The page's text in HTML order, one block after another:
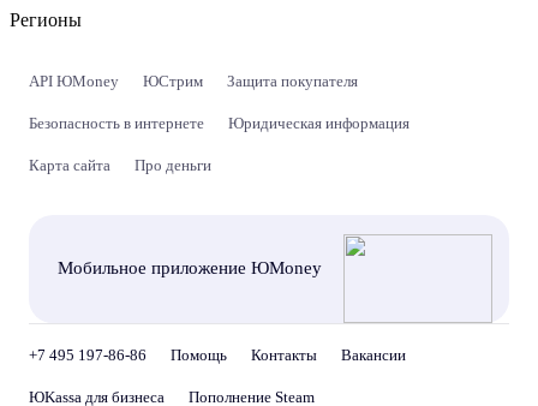
Регионы
API ЮMoney ЮСтрим Защита покупателя
Безопасность в интернете Юридическая информация
Карта сайта Про деньги
Мобильное приложение ЮMoney
+7 495 197-86-86 Помощь Контакты Вакансии
ЮKassa для бизнеса Пополнение Steam